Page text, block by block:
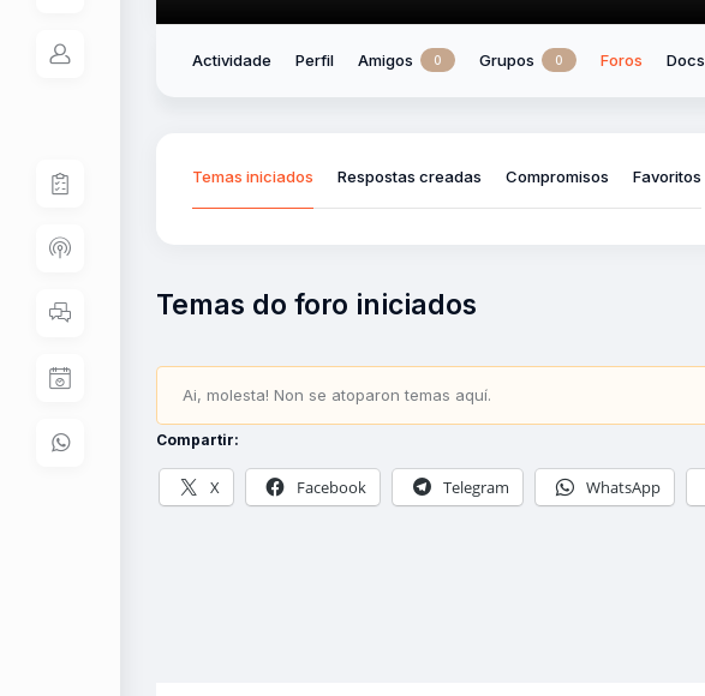
Actividade Perfil Amigos 0 Grupos 0 Foros Docs
Temas iniciados Respostas creadas Compromisos Favoritos
Temas do foro iniciados
Ai, molesta! Non se atoparon temas aquí.
Compartir:
X Facebook Telegram WhatsApp